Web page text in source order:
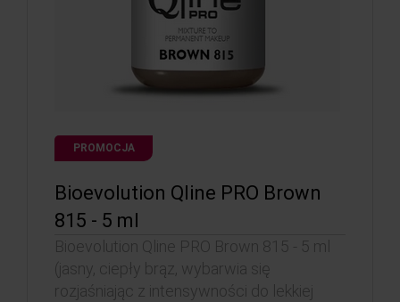
PROMOCJA
Bioevolution Qline PRO Brown
815 - 5 ml
Bioevolution Qline PRO Brown 815 - 5 ml
(jasny, ciepły brąz, wybarwia się
rozjaśniając z intensywności do lekkiej